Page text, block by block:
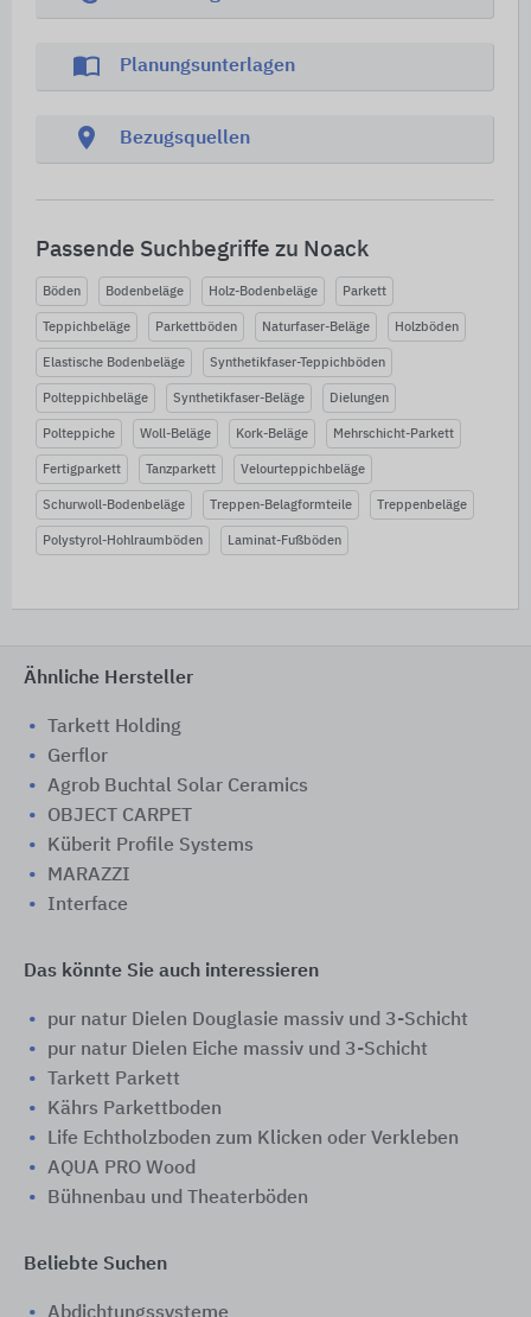
import_contacts Planungsunterlagen
location_on Bezugsquellen
Passende Suchbegriffe zu Noack
Böden Bodenbeläge Holz-Bodenbeläge Parkett
Teppichbeläge Parkettböden Naturfaser-Beläge Holzböden
Elastische Bodenbeläge Synthetikfaser-Teppichböden
Polteppichbeläge Synthetikfaser-Beläge Dielungen
Polteppiche Woll-Beläge Kork-Beläge Mehrschicht-Parkett
Fertigparkett Tanzparkett Velourteppichbeläge
Schurwoll-Bodenbeläge Treppen-Belagformteile Treppenbeläge
Polystyrol-Hohlraumböden Laminat-Fußböden
Ähnliche Hersteller
Tarkett Holding
Gerflor
Agrob Buchtal Solar Ceramics
OBJECT CARPET
Küberit Profile Systems
MARAZZI
Interface
Das könnte Sie auch interessieren
pur natur Dielen Douglasie massiv und 3-Schicht
pur natur Dielen Eiche massiv und 3-Schicht
Tarkett Parkett
Kährs Parkettboden
Life Echtholzboden zum Klicken oder Verkleben
AQUA PRO Wood
Bühnenbau und Theaterböden
Beliebte Suchen